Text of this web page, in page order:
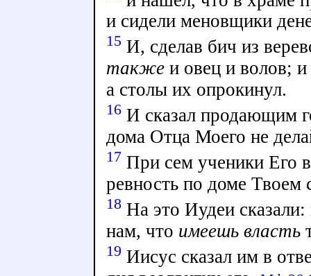
и сидели меновщики
15И, сделав бич из
такжеи овец и волов; и
а столы их опрокинул.
16И сказал продающим
дома Отца Моего не
17 При сем ученики Его
ревность по доме Твоем
18На это Иудеи
нам, что имеешь власть
19 Иисус сказал им в